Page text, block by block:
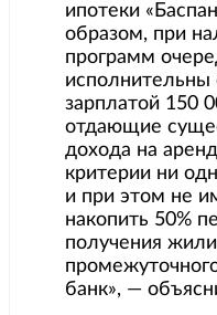
ипотеки
образом, при
программ
исполнительны
зарплатой 150
отдающие
дохода на
критерии ни
и при этом не
накопить 50%
получения
банк», —